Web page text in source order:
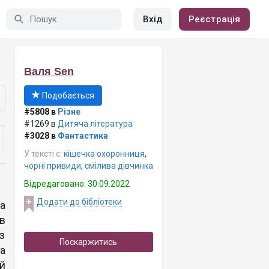
Вхід Реєстрація
Валя Sen
Подобається
#5808 в Різне
#1269 в Дитяча література
#3028 в Фантастика
У тексті є: кішечка охоронниця,
чорні привиди, смілива дівчинка
Відредаговано: 30.09.2022
Додати до бібліотеки
Поскаржитись